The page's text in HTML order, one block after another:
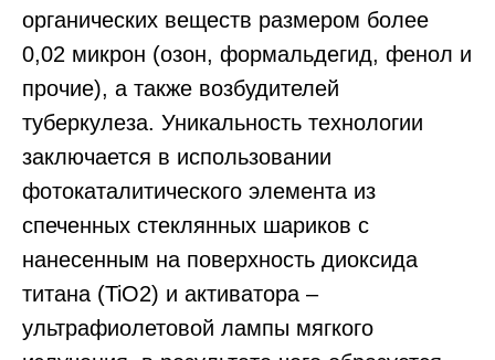
органических веществ размером более
0,02 микрон (озон, формальдегид, фенол и
прочие), а также возбудителей
туберкулеза. Уникальность технологии
заключается в использовании
фотокаталитического элемента из
спеченных стеклянных шариков с
нанесенным на поверхность диоксида
титана (TiO2) и активатора –
ультрафиолетовой лампы мягкого